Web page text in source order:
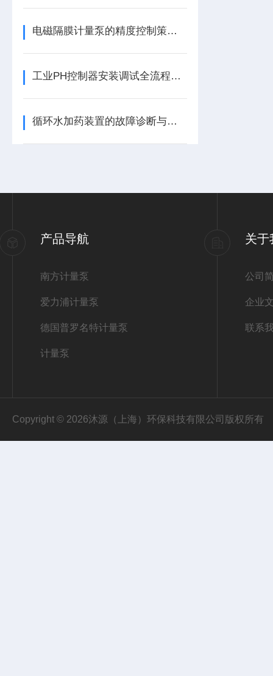
电磁隔膜计量泵的精度控制策略与实践
工业PH控制器安装调试全流程，这4个错误操作导致80%的故障！
循环水加药装置的故障诊断与处理
产品导航
南方计量泵
爱力浦计量泵
德国普罗名特计量泵
计量泵
关于
公司
企业
联系
Copyright © 2026沐源（上海）环保科技有限公司版权所有